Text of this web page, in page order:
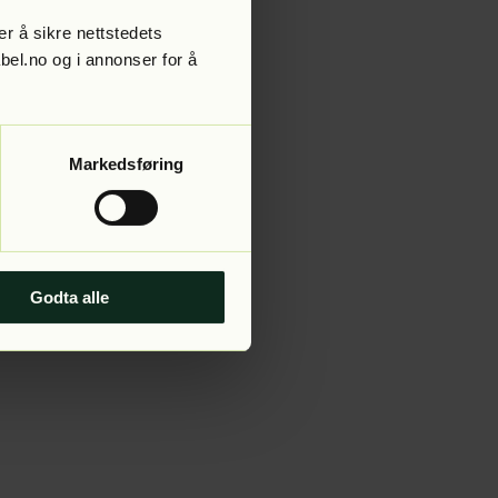
å sikre nettstedets
og i annonser for å
Markedsføring
Godta alle